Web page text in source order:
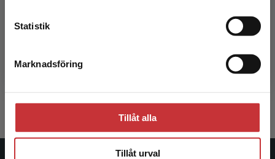
Statistik
Marknadsföring
Tillåt alla
Tillåt urval
Samhällsekonomisk nyttokostnadsanalys
Hultkrantz, L - Vimefall, E